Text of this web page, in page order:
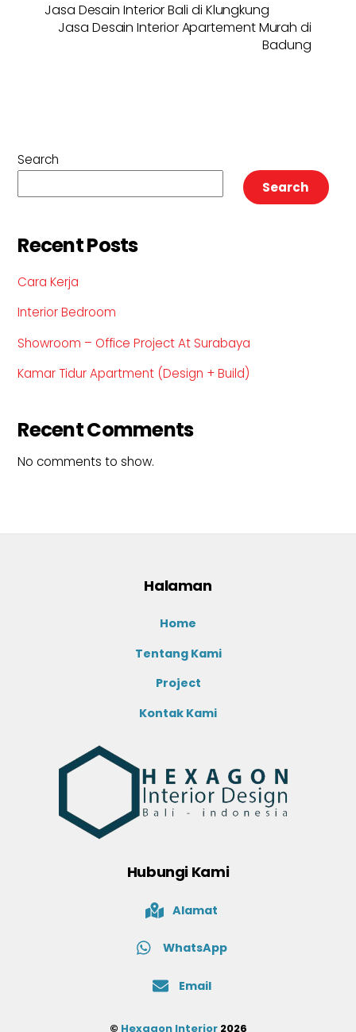
Jasa Desain Interior Bali di Klungkung
Jasa Desain Interior Apartement Murah di
Badung
Search
Search
Recent Posts
Cara Kerja
Interior Bedroom
Showroom – Office Project At Surabaya
Kamar Tidur Apartment (Design + Build)
Recent Comments
No comments to show.
Halaman
Home
Tentang Kami
Project
Kontak Kami
Hubungi Kami
Alamat
WhatsApp
Email
© Hexagon Interior2026